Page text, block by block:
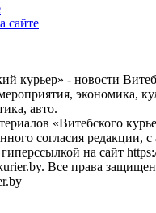
сайте
курьер» - новости
экономика,
авто.
«Витебского
согласия редакции,
на сайт
Все права